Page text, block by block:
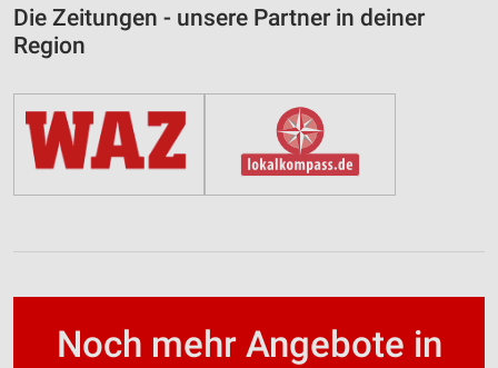
Die Zeitungen - unsere Partner in deiner
Region
Noch mehr Angebote in